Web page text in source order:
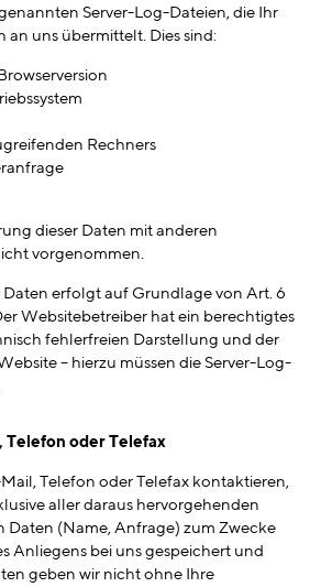
Server-Log-Dateien, die Ihr
an uns übermittelt. Dies sind:
Rechners
dieser Daten mit anderen
vorgenommen.
Daten erfolgt auf Grundlage von Art. 6
Websitebetreiber hat ein berechtigtes
fehlerfreien Darstellung und der
– hierzu müssen die Server-Log-
Telefon oder Telefax
Telefon oder Telefax kontaktieren,
aller daraus hervorgehenden
Daten (Name, Anfrage) zum Zwecke
Anliegens bei uns gespeichert und
geben wir nicht ohne Ihre